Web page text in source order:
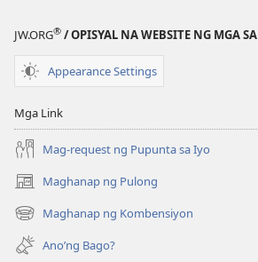
JW.ORG® / OPISYAL NA WEBSITE NG MGA
Appearance Settings
Mga Link
Mag-request ng Pupunta sa Iyo
Maghanap ng Pulong
(may
bubukas
na
bagong
window)
Maghanap ng Kombensiyon
(may
bubukas
na
Ano’ng Bago?